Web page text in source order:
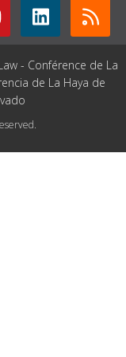
- Conférence de La
de La Haya de